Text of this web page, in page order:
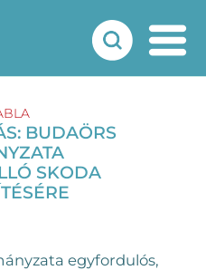
BUDAÖRS
SKODA
egyfordulós,